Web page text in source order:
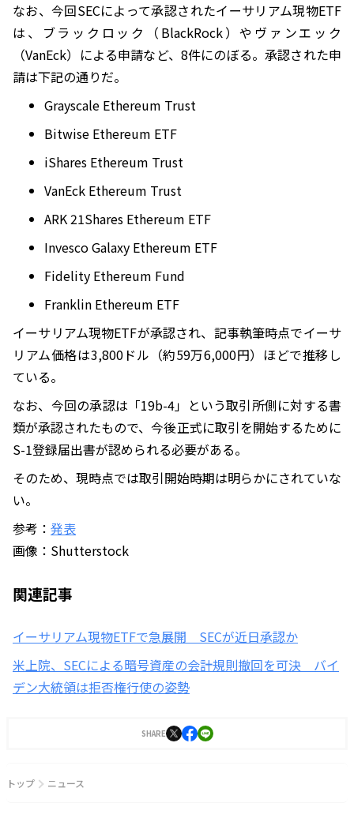
なお、今回SECによって承認されたイーサリアム現物ETF
は、ブラックロック（BlackRock）やヴァンエック
（VanEck）による申請など、8件にのぼる。承認された申
請は下記の通りだ。
Grayscale Ethereum Trust
Bitwise Ethereum ETF
iShares Ethereum Trust
VanEck Ethereum Trust
ARK 21Shares Ethereum ETF
Invesco Galaxy Ethereum ETF
Fidelity Ethereum Fund
Franklin Ethereum ETF
イーサリアム現物ETFが承認され、記事執筆時点でイーサ
リアム価格は3,800ドル（約59万6,000円）ほどで推移し
ている。
なお、今回の承認は「19b-4」という取引所側に対する書
類が承認されたもので、今後正式に取引を開始するために
S-1登録届出書が認められる必要がある。
そのため、現時点では取引開始時期は明らかにされていな
い。
参考： 発表
画像：Shutterstock
関連記事
イーサリアム現物ETFで急展開 SECが近日承認か
米上院、SECによる暗号資産の会計規則撤回を可決 バイ
デン大統領は拒否権行使の姿勢
SHARE
トップ ニュース